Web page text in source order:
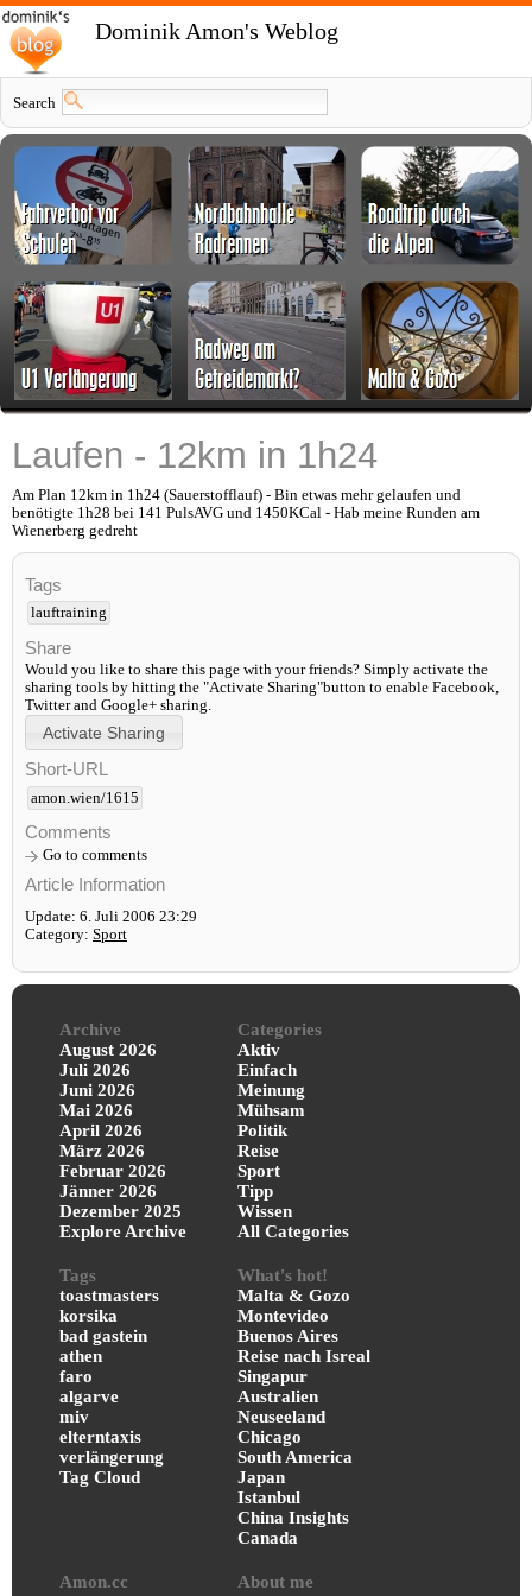
Dominik Amon's Weblog
Search
Laufen - 12km in 1h24
Am Plan 12km in 1h24 (Sauerstofflauf) - Bin etwas mehr gelaufen und
benötigte 1h28 bei 141 PulsAVG und 1450KCal - Hab meine Runden am
Wienerberg gedreht
Tags
lauftraining
Share
Would you like to share this page with your friends? Simply activate the
sharing tools by hitting the "Activate Sharing"button to enable Facebook,
Twitter and Google+ sharing.
Short-URL
amon.wien/1615
Comments
Go to comments
Article Information
Update: 6. Juli 2006 23:29
Category: Sport
Archive
August 2026
Juli 2026
Juni 2026
Mai 2026
April 2026
März 2026
Februar 2026
Jänner 2026
Dezember 2025
Explore Archive
Categories
Aktiv
Einfach
Meinung
Mühsam
Politik
Reise
Sport
Tipp
Wissen
All Categories
Tags
toastmasters
korsika
bad gastein
athen
faro
algarve
miv
elterntaxis
verlängerung
Tag Cloud
What's hot!
Malta & Gozo
Montevideo
Buenos Aires
Reise nach Isreal
Singapur
Australien
Neuseeland
Chicago
South America
Japan
Istanbul
China Insights
Canada
Amon.cc
About me